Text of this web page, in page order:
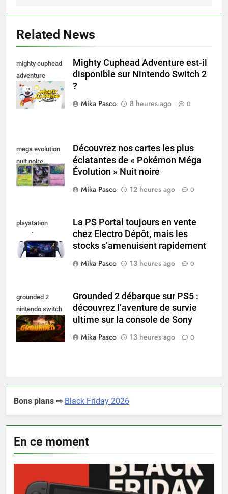
Related News
mighty cuphead
adventure
nintendo switch
Mighty Cuphead Adventure est-il
disponible sur Nintendo Switch 2
?
Mika Pasco
8 heures ago 0
mega evolution
nuit noire
Découvrez nos cartes les plus
éclatantes de « Pokémon Méga
Évolution » Nuit noire
Mika Pasco
12 heures ago 0
playstation
portal pro
La PS Portal toujours en vente
chez Electro Dépôt, mais les
stocks s’amenuisent rapidement
Mika Pasco
13 heures ago 0
grounded 2
nintendo switch
2
Grounded 2 débarque sur PS5 :
découvrez l’aventure de survie
ultime sur la console de Sony
Mika Pasco
13 heures ago 0
Bons plans ⇨ Black Friday 2026
En ce moment